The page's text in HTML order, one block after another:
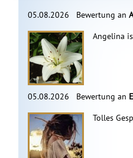
05.08.2026 Bewertung an
Angelina
05.08.2026 Bewertung an
Tolles